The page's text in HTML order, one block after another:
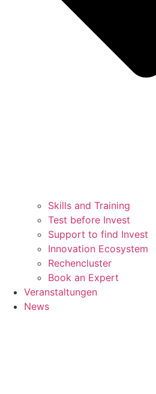
Skills and Training
Test before Invest
Support to find Invest
Innovation Ecosystem
Rechencluster​
Book an Expert
Veranstaltungen
News